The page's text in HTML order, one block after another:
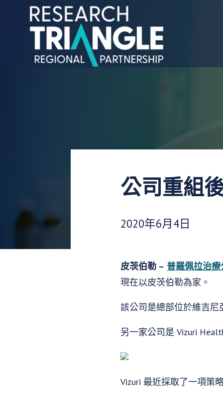
跳至內容
公司重組
發布日期：
2020年6月4日
皮茨伯勒 – 普羅佩拉治療
現在以皮茨伯勒為家。
該公司是總部位於維吉尼
另一家公司是 Vizuri
Vizuri 最近採取了一項策